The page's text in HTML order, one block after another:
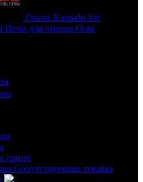
Грили Kamado Joe
Печи для пиццы Ooni
грили
Сопутствующие товары